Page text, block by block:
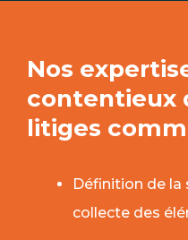
Nos
contentieux
litiges
Définition de
collecte des